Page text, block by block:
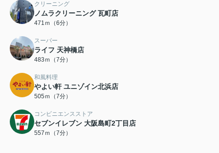
クリーニング
ノムラクリーニング 瓦町店
471ｍ（6分）
スーパー
ライフ 天神橋店
483ｍ（7分）
和風料理
やよい軒 ユニゾイン北浜店
505ｍ（7分）
コンビニエンスストア
セブンイレブン 大阪島町2丁目店
557ｍ（7分）